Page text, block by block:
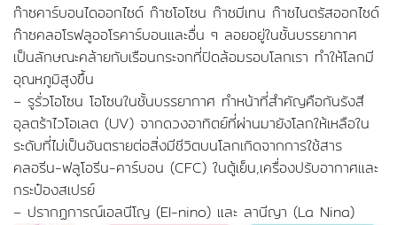
ก๊าซคาร์บอนไดออกไซด์ ก๊าซโอโซน ก๊าซมีเทน ก๊าซไนตรัสออกไซด์
ก๊าซคลอโรฟลูออโรคาร์บอนและอื่น ๆ ลอยอยู่ในชั้นบรรยากาศ
เป็นลักษณะคล้ายกับเรือนกระจกที่ปิดล้อมรอบโลกเรา ทำให้โลกมี
อุณหภูมิสูงขึ้น
– รูรั่วโอโซน โอโซนในชั้นบรรยากาศ ทำหน้าที่สำคัญคือกันรังสี
อุลตร้าไวโอเลต (UV) จากดวงอาทิตย์ที่ผ่านมายังโลกให้เหลือใน
ระดับที่ไม่เป็นอันตรายต่อสิ่งมีชีวิตบนโลกเกิดจากการใช้สาร
คลอรีน-ฟลูโอรีน-คาร์บอน (CFC) ในตู้เย็น,เครื่องปรับอากาศและ
กระป๋องสเปรย์
– ปรากฏการณ์เอลนีโญ (El-nino) และ ลานีญา (La Nina)